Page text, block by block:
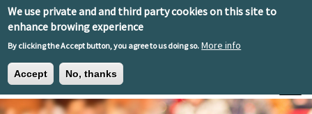
We use private and and third party cookies on this site to
enhance browing experience
By clicking the Accept button, you agree to us doing so. More info
Accept No, thanks
Skip to main content
Toggle
EN ESEU